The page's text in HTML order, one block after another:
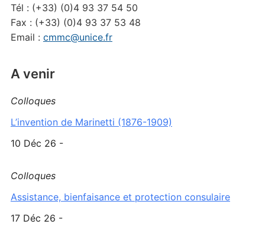
Tél : (+33) (0)4 93 37 54 50
Fax : (+33) (0)4 93 37 53 48
Email : cmmc@unice.fr
A venir
Colloques
L’invention de Marinetti (1876-1909)
10 Déc 26 -
Colloques
Assistance, bienfaisance et protection consulaire
17 Déc 26 -